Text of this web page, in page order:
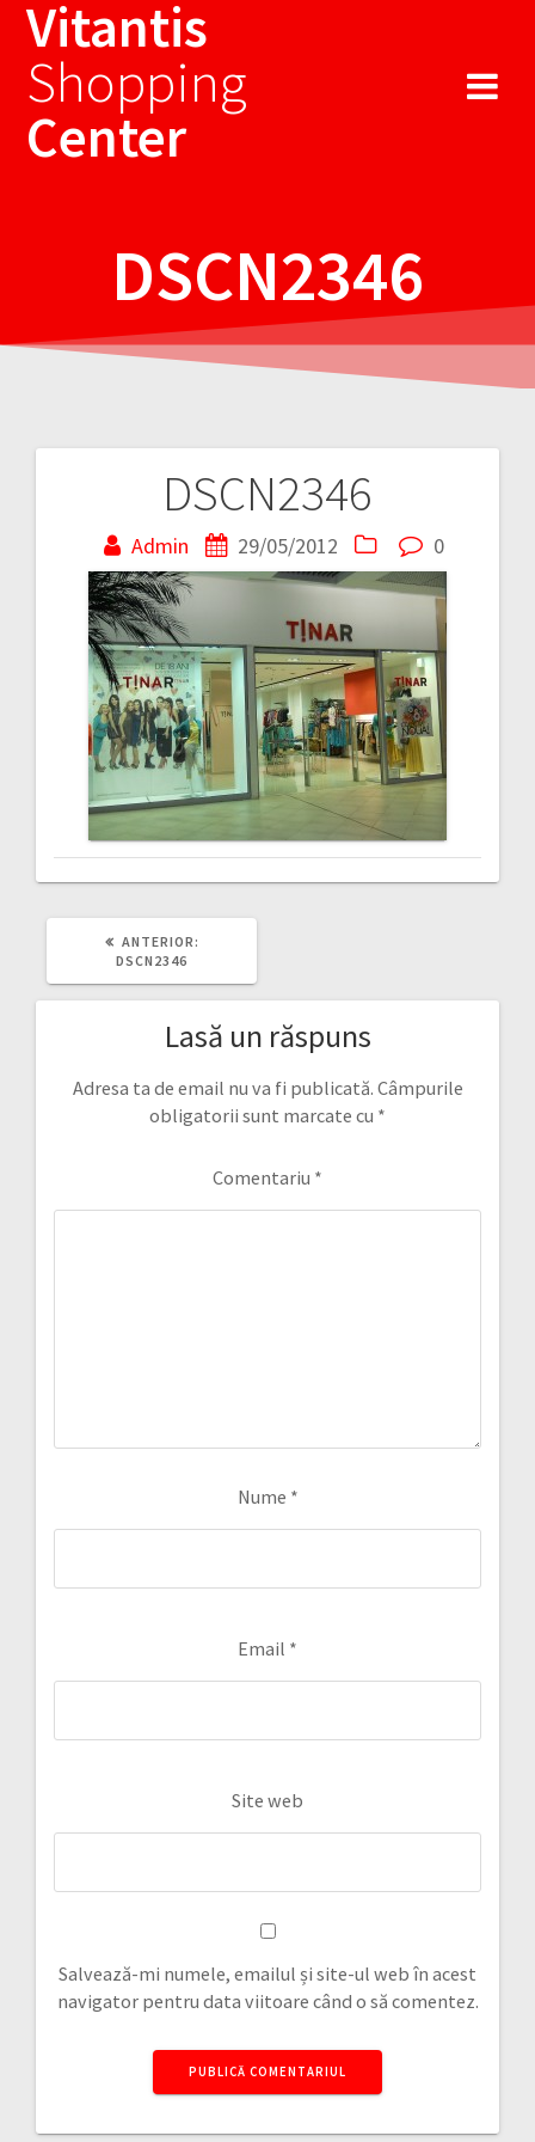
Vitantis
Shopping
Center
DSCN2346
DSCN2346
Admin 29/05/2012 0
Navigare
articole
ANTERIOR:
DSCN2346
Lasă un răspuns
Adresa ta de email nu va fi publicată. Câmpurile
obligatorii sunt marcate cu *
Comentariu *
Nume *
Email *
Site web
Salvează-mi numele, emailul și site-ul web în acest
navigator pentru data viitoare când o să comentez.